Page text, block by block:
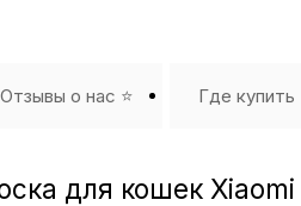
Отзывы о нас ⭐️ Где купить
для кошек